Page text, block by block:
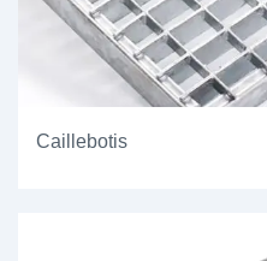
Caillebotis